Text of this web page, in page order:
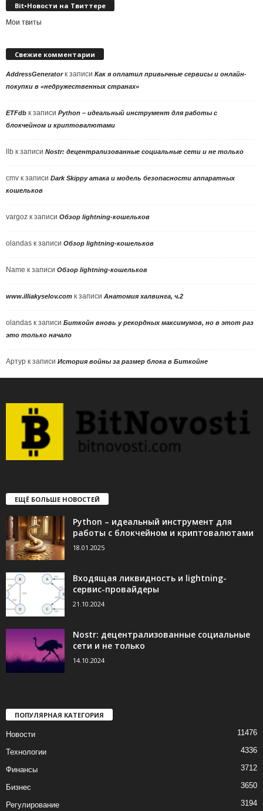
Bit•Новости на Твиттере
Мои твиты
Свежие комментарии
AddressGeneratorк записи Как я оплатил привычные сервисы и онлайн-
покупки в «недружественных странах»
ETFdb к записи Python – идеальный инструмент для работы с
блокчейном и криптовалютами
llb к записи Nostr: децентрализованные социальные сети и не только
cmv к записи Dark Skippy атака и модель безопасности аппаратных
кошельков
vargoz к записи Обзор lightning-кошельков
olandas к записи Обзор lightning-кошельков
Name к записи Обзор lightning-кошельков
www.illiakyselov.com к записи Анатомия халвинга, ч.2
olandas к записи Биткойн вновь у рекордных максимумов, но в этот раз
это только начало
Артур к записи История войны за размер блока в Биткойне
ЕЩЁ БОЛЬШЕ НОВОСТЕЙ
Python – идеальный инструмент для
работы с блокчейном и криптовалютами
18.01.2025
Входящая ликвидность и lightning-
сервис-провайдеры
21.10.2024
Nostr: децентрализованные социальные
сети и не только
14.10.2024
ПОПУЛЯРНАЯ КАТЕГОРИЯ
Новости 11476
Технологии 4336
Финансы 3712
Бизнес 3650
Регулирование 3194